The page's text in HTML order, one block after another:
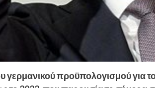
γερμανικού προϋπολογισμού για το